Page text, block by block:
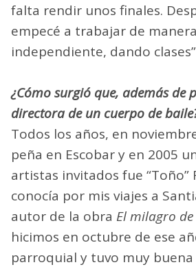
falta rendir unos finales.
empecé a trabajar de manera
independiente, dando
¿Cómo surgió que, además de
directora de un cuerpo de
Todos los años, en
peña en Escobar y en 2005
artistas invitados fue “Toño”
conocía por mis viajes a
autor de la obra El milagro
hicimos en octubre de ese
parroquial y tuvo muy buena